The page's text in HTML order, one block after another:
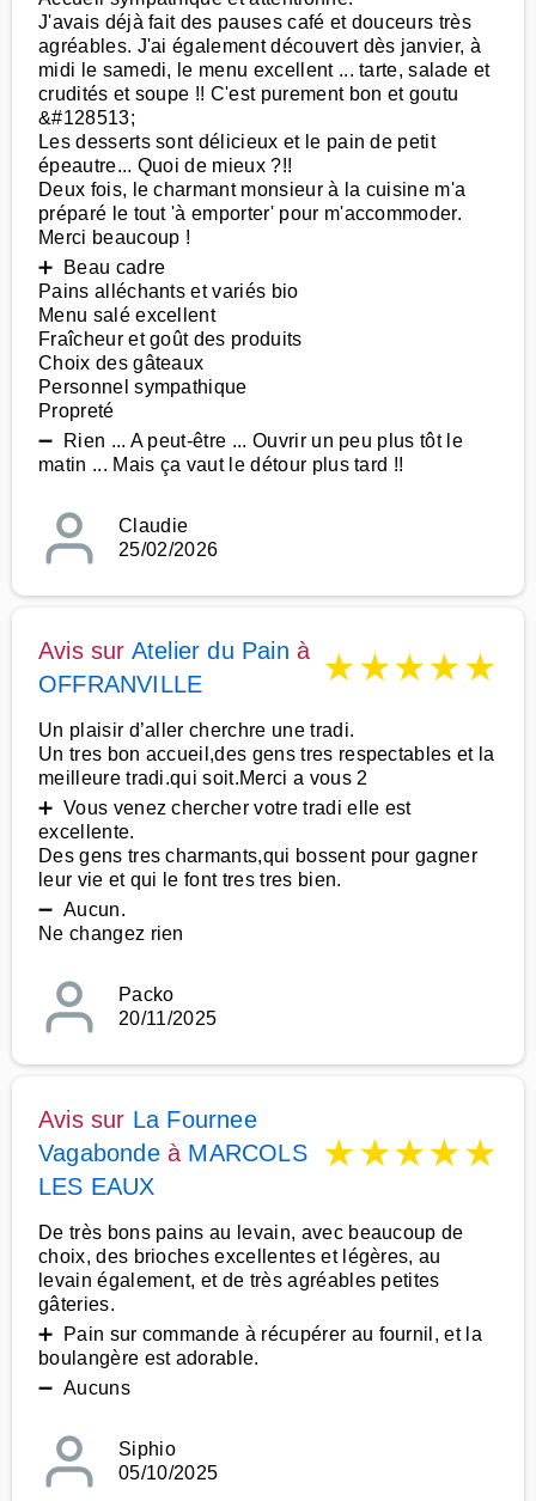
J'avais déjà fait des pauses café et douceurs très
agréables. J'ai également découvert dès janvier, à
midi le samedi, le menu excellent ... tarte, salade et
crudités et soupe !! C'est purement bon et goutu
&#128513;
Les desserts sont délicieux et le pain de petit
épeautre... Quoi de mieux ?!!
Deux fois, le charmant monsieur à la cuisine m'a
préparé le tout 'à emporter' pour m'accommoder.
Merci beaucoup !
➕ Beau cadre
Pains alléchants et variés bio
Menu salé excellent
Fraîcheur et goût des produits
Choix des gâteaux
Personnel sympathique
Propreté
➖ Rien ... A peut-être ... Ouvrir un peu plus tôt le
matin ... Mais ça vaut le détour plus tard !!
Claudie
25/02/2026
Avis sur Atelier du Pain à
OFFRANVILLE
★★★★★
Un plaisir d’aller cherchre une tradi.
Un tres bon accueil,des gens tres respectables et la
meilleure tradi.qui soit.Merci a vous 2
➕ Vous venez chercher votre tradi elle est
excellente.
Des gens tres charmants,qui bossent pour gagner
leur vie et qui le font tres tres bien.
➖ Aucun.
Ne changez rien
Packo
20/11/2025
Avis sur La Fournee
Vagabondeà MARCOLS
LES EAUX
★★★★★
De très bons pains au levain, avec beaucoup de
choix, des brioches excellentes et légères, au
levain également, et de très agréables petites
gâteries.
➕ Pain sur commande à récupérer au fournil, et la
boulangère est adorable.
➖ Aucuns
Siphio
05/10/2025